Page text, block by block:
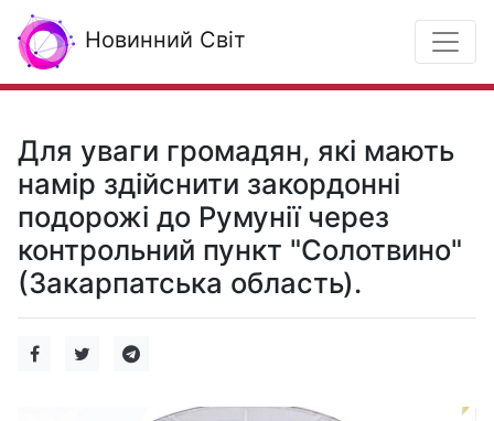
Новинний Світ
Для уваги громадян, які мають
намір здійснити закордонні
подорожі до Румунії через
контрольний пункт "Солотвино"
(Закарпатська область).